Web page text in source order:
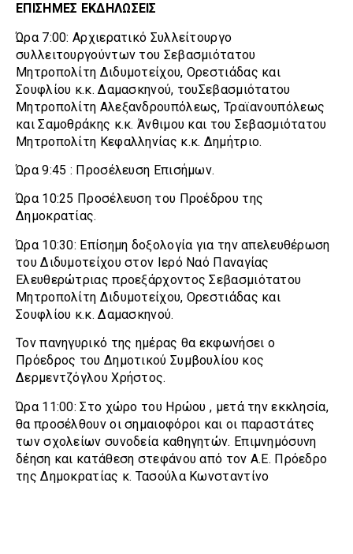
ΕΠΙΣΗΜΕΣ ΕΚΔΗΛΩΣΕΙΣ
Ώρα 7:00: Αρχιερατικό Συλλείτουργο
συλλειτουργούντων του Σεβασμιότατου
Μητροπολίτη Διδυμοτείχου, Ορεστιάδας και
Σουφλίου κ.κ. Δαμασκηνού, τουΣεβασμιότατου
Μητροπολίτη Αλεξανδρουπόλεως, Τραϊανουπόλεως
και Σαμοθράκης κ.κ. Άνθιμου και του Σεβασμιότατου
Μητροπολίτη Κεφαλληνίας κ.κ. Δημήτριο.
Ώρα 9:45 : Προσέλευση Επισήμων.
Ώρα 10:25 Προσέλευση του Προέδρου της
Δημοκρατίας.
Ώρα 10:30: Επίσημη δοξολογία για την απελευθέρωση
του Διδυμοτείχου στον Ιερό Ναό Παναγίας
Ελευθερώτριας προεξάρχοντος Σεβασμιότατου
Μητροπολίτη Διδυμοτείχου, Ορεστιάδας και
Σουφλίου κ.κ. Δαμασκηνού.
Τον πανηγυρικό της ημέρας θα εκφωνήσει ο
Πρόεδρος του Δημοτικού Συμβουλίου κος
Δερμεντζόγλου Χρήστος.
Ώρα 11:00: Στο χώρο του Ηρώου , μετά την εκκλησία,
θα προσέλθουν οι σημαιοφόροι και οι παραστάτες
των σχολείων συνοδεία καθηγητών. Επιμνημόσυνη
δέηση και κατάθεση στεφάνου από τον Α.Ε. Πρόεδρο
της Δημοκρατίας κ. Τασούλα Κωνσταντίνο